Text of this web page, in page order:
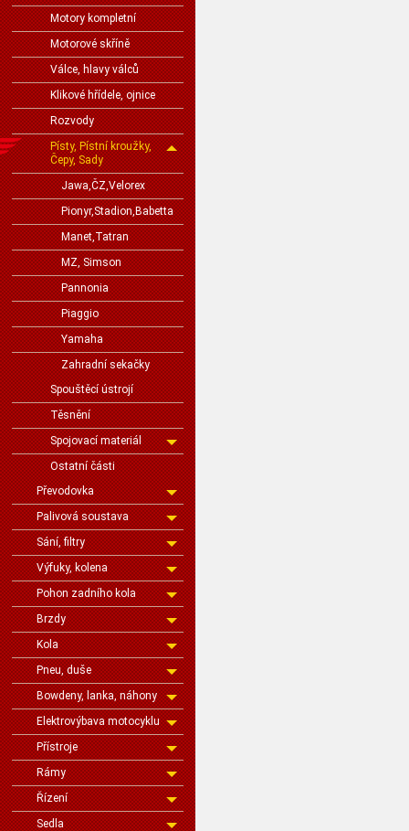
Motory kompletní
Motorové skříně
Válce, hlavy válců
Klikové hřídele, ojnice
Rozvody
Písty, Pístní kroužky,
Čepy, Sady
Jawa,ČZ,Velorex
Pionyr,Stadion,Babetta
Manet,Tatran
MZ, Simson
Pannonia
Piaggio
Yamaha
Zahradní sekačky
Spouštěcí ústrojí
Těsnění
Spojovací materiál
Ostatní části
Převodovka
Palivová soustava
Sání, filtry
Výfuky, kolena
Pohon zadního kola
Brzdy
Kola
Pneu, duše
Bowdeny, lanka, náhony
Elektrovýbava motocyklu
Přístroje
Rámy
Řízení
Sedla